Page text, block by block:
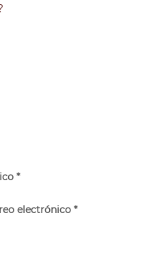
*
electrónico *